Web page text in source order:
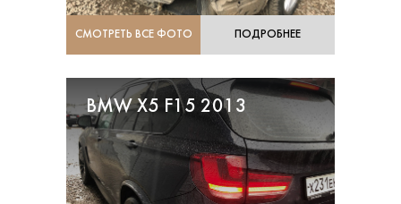
СМОТРЕТЬ ВСЕ ФОТО ПОДРОБНЕЕ
BMW X5 F15 2013